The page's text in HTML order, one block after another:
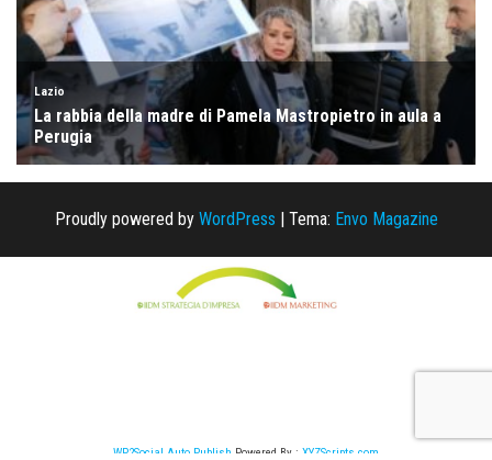
Proudly powered by WordPress Tema: Envo Magazine
WP2Social Auto Publish Powered By : XYZScripts.com